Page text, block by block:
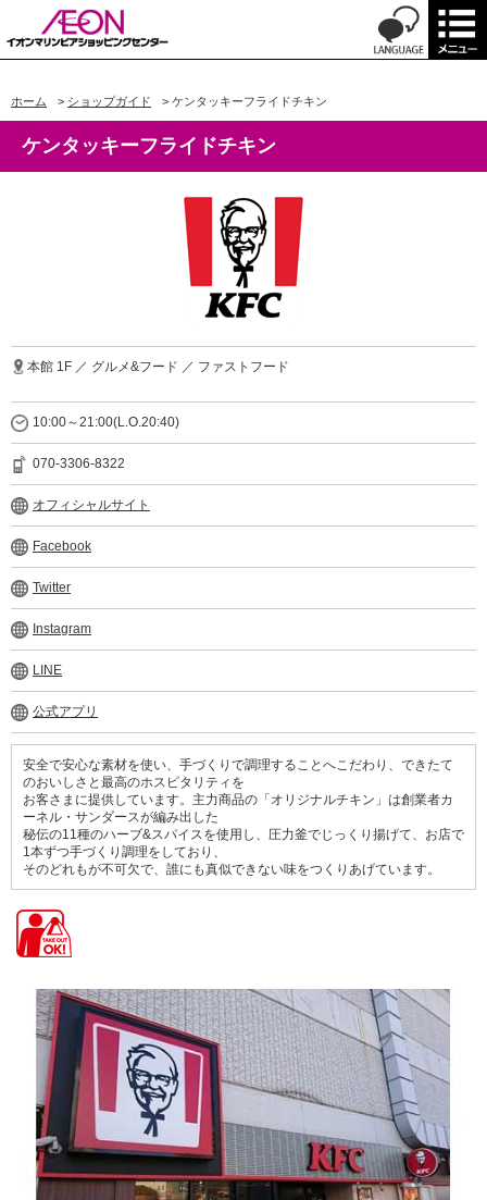
ホーム > ショップガイド > ケンタッキーフライドチキン
ケンタッキーフライドチキン
本館 1F ／ グルメ&フード ／ ファストフード
10:00～21:00(L.O.20:40)
070-3306-8322
オフィシャルサイト
Facebook
Twitter
Instagram
LINE
公式アプリ
安全で安心な素材を使い、手づくりで調理することへこだわり、できたて
のおいしさと最高のホスピタリティを
お客さまに提供しています。主力商品の「オリジナルチキン」は創業者カ
ーネル・サンダースが編み出した
秘伝の11種のハーブ&スパイスを使用し、圧力釜でじっくり揚げて、お店で
1本ずつ手づくり調理をしており、
そのどれもが不可欠で、誰にも真似できない味をつくりあげています。